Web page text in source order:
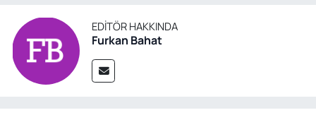
EDITÖR HAKKINDA
Furkan Bahat